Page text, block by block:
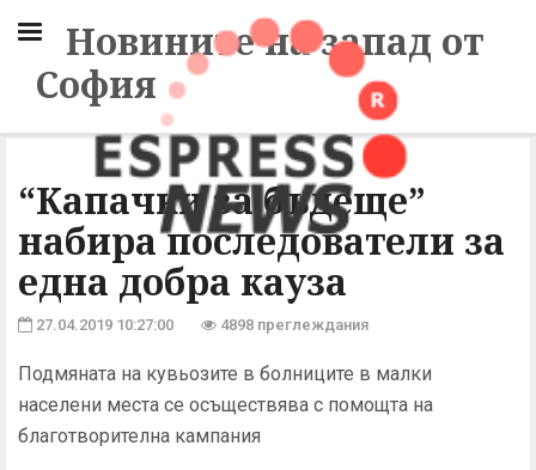
Новините на запад от
София
“Капачки за бъдеще”
набира последователи за
една добра кауза
27.04.2019 10:27:00 4898 преглеждания
Подмяната на кувьозите в болниците в малки
населени места се осъществява с помощта на
благотворителна кампания